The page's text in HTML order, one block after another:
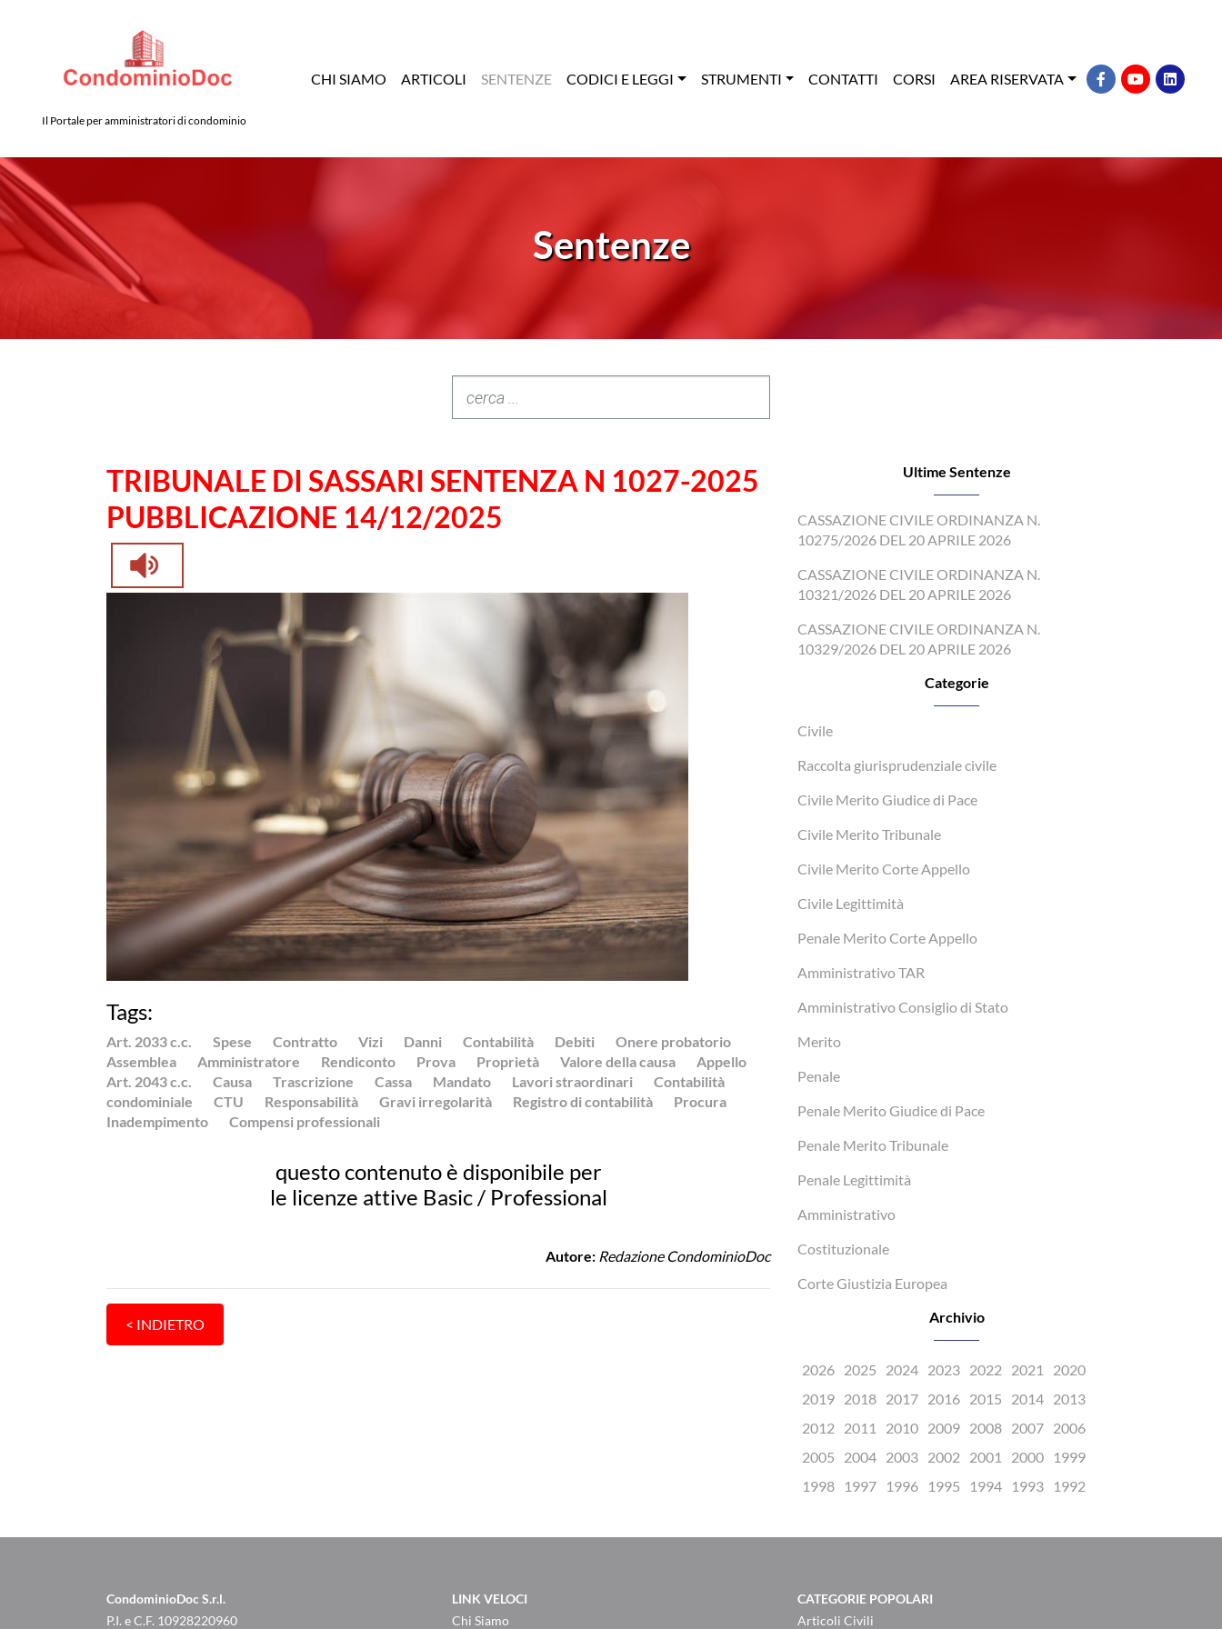
Il Portale per amministratori di condominio
CHI SIAMO ARTICOLI SENTENZE CODICI E LEGGI STRUMENTI CONTATTI CORSI AREA RISERVATA
Sentenze
TRIBUNALE DI SASSARI SENTENZA N 1027-2025
PUBBLICAZIONE 14/12/2025
Tags:
Art. 2033 c.c. Spese Contratto Vizi Danni Contabilità Debiti
Onere probatorio
Assemblea
Amministratore Rendiconto Prova Proprietà Valore della causa
Appello
Art. 2043 c.c.
Causa Trascrizione Cassa Mandato Lavori straordinari
Contabilità
condominiale
CTU Responsabilità Gravi irregolarità Registro di contabilità
Procura
Inadempimento
Compensi professionali
questo contenuto è disponibile per
le licenze attive Basic / Professional
Autore: Redazione CondominioDoc
Ultime Sentenze
CASSAZIONE CIVILE ORDINANZA N.
10275/2026 DEL 20 APRILE 2026
CASSAZIONE CIVILE ORDINANZA N.
10321/2026 DEL 20 APRILE 2026
CASSAZIONE CIVILE ORDINANZA N.
10329/2026 DEL 20 APRILE 2026
Categorie
Civile
Raccolta giurisprudenziale civile
Civile Merito Giudice di Pace
Civile Merito Tribunale
Civile Merito Corte Appello
Civile Legittimità
Penale Merito Corte Appello
Amministrativo TAR
Amministrativo Consiglio di Stato
Merito
Penale
Penale Merito Giudice di Pace
Penale Merito Tribunale
Penale Legittimità
Amministrativo
Costituzionale
Corte Giustizia Europea
Archivio
2026 2025 2024 2023 2022 2021
2020
2019 2018 2017 2016 2015 2014 2013
2012
2011 2010 2009 2008 2007 2006
2005
2004 2003 2002 2001 2000
1999
1998
1997 1996 1995 1994 1993 1992
CondominioDoc S.r.l.
P.I. e C.F. 10928220960
LINK VELOCI
Chi Siamo
CATEGORIE POPOLARI
Articoli Civili